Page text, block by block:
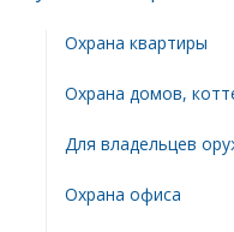
Охрана квартиры
Охрана домов,
Для владельцев
Охрана офиса